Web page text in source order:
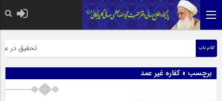
کلام ناب تحقیق در
برچسب » کفاره غیر عمد